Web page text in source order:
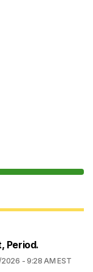
Period.
- 9:28 AM EST